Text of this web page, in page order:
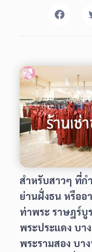
สำหรับสาวๆ ที่ก
ย่านฝั่งธน หรืออ
ท่าพระ ราษฎร์บู
พระประแดง บา
พระรามสอง บา